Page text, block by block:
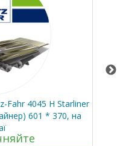
Fahr 4045 H Starliner
601 * 370, на